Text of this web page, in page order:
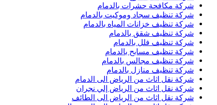
شركة مكافحة حشرات بالدمام
شركة تنظيف سجاد وموكيت بالدمام
شركة تنظيف خزانات المياه بالدمام
شركة تنظيف شقق بالدمام
شركة تنظيف فلل بالدمام
شركة تنظيف مسابح بالدمام
شركة تنظيف مجالس بالدمام
شركة تنظيف منازل بالدمام
شركة نقل اثاث من الرياض الى الدمام
شركة نقل اثاث من الرياض إلي نجران
شركة نقل اثاث من الرياض الى الطائف